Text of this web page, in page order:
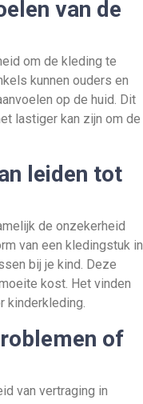
van de
om de kleding te
kunnen ouders en
op de huid. Dit
lastiger kan zijn om de
leiden tot
de onzekerheid
van een kledingstuk in
bij je kind. Deze
kost. Het vinden
kinderkleding.
of
van vertraging in